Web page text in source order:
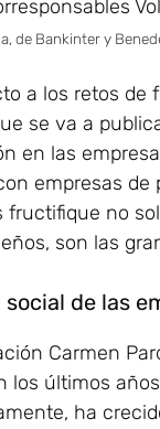
de Bankinter y
a los retos de
se va a
en las
empresas
fructifique no
son las
de las
Carmen
los últimos
ha